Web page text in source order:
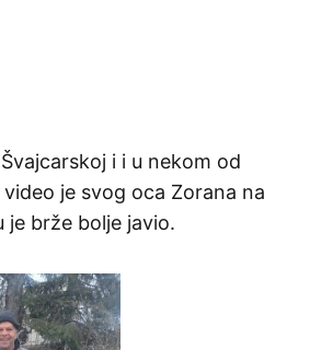
i i u nekom od
je svog oca Zorana na
brže bolje javio.